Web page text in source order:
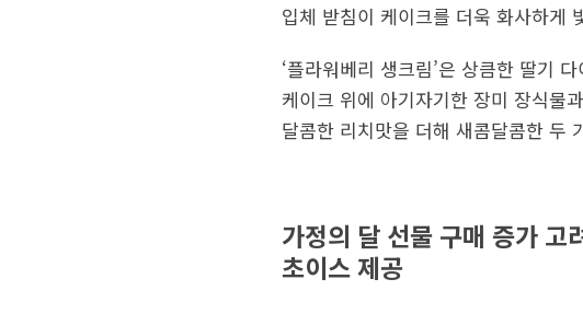
입체 받침이 케이크를 더욱 화사하게
‘플라워베리 생크림’은 상큼한 딸기
케이크 위에 아기자기한 장미 장식물
달콤한 리치맛을 더해 새콤달콤한 두
가정의 달 선물 구매 증가
초이스 제공